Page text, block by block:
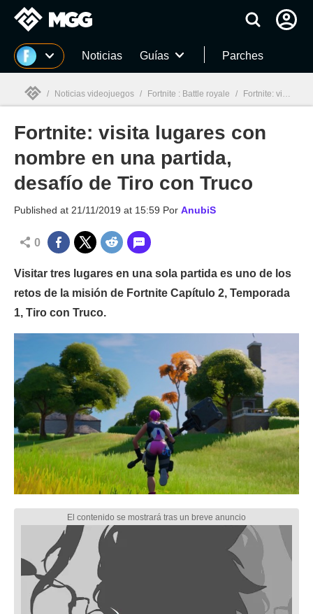
MGG Noticias Guías Parches
MGG
/ Noticias videojuegos / Fortnite : Battle royale / Fortnite: visita lugares con nombre en una partida, desafío de Tiro con Truco
Fortnite: visita lugares con
nombre en una partida,
desafío de Tiro con Truco
Published at 21/11/2019 at 15:59 Por AnubiS
0
Visitar tres lugares en una sola partida es uno de los
retos de la misión de Fortnite Capítulo 2, Temporada
1, Tiro con Truco.